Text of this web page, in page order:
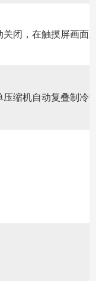
闭，在触摸屏画面
缩机自动复叠制冷